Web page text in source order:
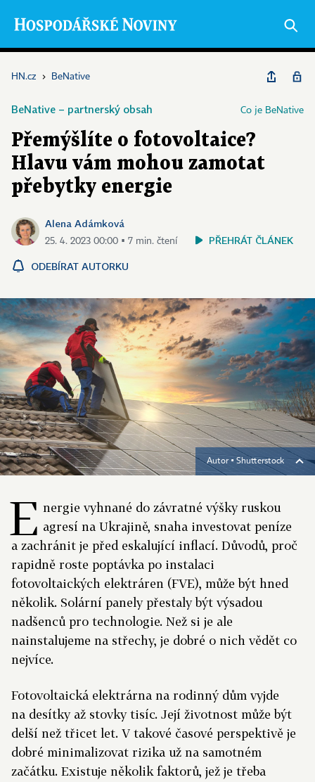
HN.cz › BeNative
BeNative – partnerský obsah Co je BeNative
Přemýšlíte o fotovoltaice?
Hlavu vám mohou zamotat
přebytky energie
Alena Adámková
25. 4. 2023 00:00 ▪ 7 min. čtení PŘEHRÁT ČLÁNEK
ODEBÍRAT AUTORKU
Autor ▪ Shutterstock
E nergie vyhnané do závratné výšky ruskou
agresí na Ukrajině, snaha investovat peníze
a zachránit je před eskalující inflací. Důvodů, proč
rapidně roste poptávka po instalaci
fotovoltaických elektráren (FVE), může být hned
několik. Solární panely přestaly být výsadou
nadšenců pro technologie. Než si je ale
nainstalujeme na střechy, je dobré o nich vědět co
nejvíce.
Fotovoltaická elektrárna na rodinný dům vyjde
na desítky až stovky tisíc. Její životnost může být
delší než třicet let. V takové časové perspektivě je
dobré minimalizovat rizika už na samotném
začátku. Existuje několik faktorů, jež je třeba